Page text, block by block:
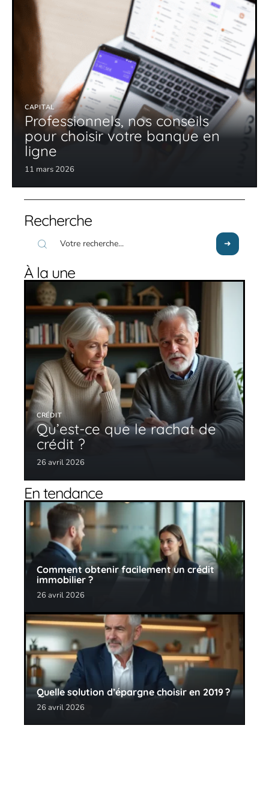
CAPITAL
Professionnels, nos conseils
pour choisir votre banque en
ligne
11 mars 2026
Recherche
À la une
CRÉDIT
Qu’est-ce que le rachat de
crédit ?
26 avril 2026
En tendance
Comment obtenir facilement un crédit
immobilier ?
26 avril 2026
Quelle solution d’épargne choisir en 2019 ?
26 avril 2026